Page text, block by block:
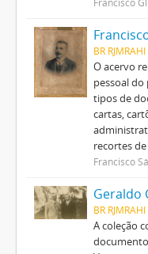
BR RJMRAHI
O acervo
pessoal
tipos de
cartas,
recortes
Francisco Sá
Geraldo
BR RJMRAHI
A coleção